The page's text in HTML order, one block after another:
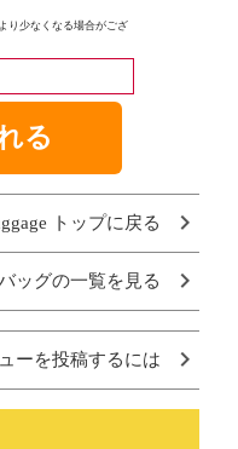
り少なくなる場合がござ
る
トップに戻る
ッグの一覧を見る
ーを投稿するには